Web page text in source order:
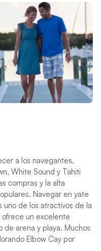
a los navegantes,
White Sound y Tahiti
compras y la alta
Navegar en yate
uno de los atractivos de la
ofrece un excelente
de arena y playa. Muchos
Elbow Cay por